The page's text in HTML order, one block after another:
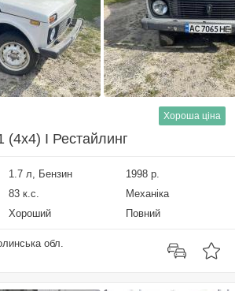
Хороша ціна
(4x4) I Рестайлинг
1.7 л, Бензин
1998 р.
83 к.с.
Механіка
Хороший Повний
обл.